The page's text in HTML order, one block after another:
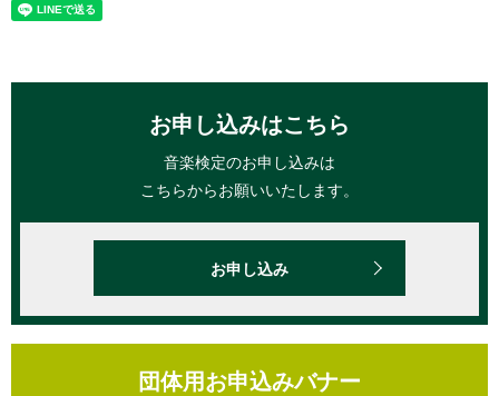
お申し込みはこちら
音楽検定のお申し込みは
こちらからお願いいたします。
お申し込み
団体用お申込みバナー